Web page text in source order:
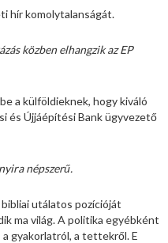
hír komolytalanságát.
közben elhangzik az EP
a külföldieknek, hogy kiváló
és Újjáépítési Bank ügyvezető
népszerű.
utálatos pozícióját
ma világ. A politika egyébként
a gyakorlatról, a tettekről. E